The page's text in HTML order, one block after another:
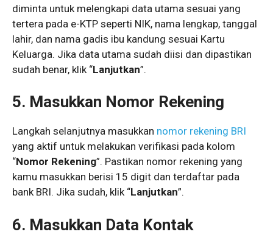
diminta untuk melengkapi data utama sesuai yang
tertera pada e-KTP seperti NIK, nama lengkap, tanggal
lahir, dan nama gadis ibu kandung sesuai Kartu
Keluarga. Jika data utama sudah diisi dan dipastikan
sudah benar, klik “Lanjutkan”.
5. Masukkan Nomor Rekening
Langkah selanjutnya masukkan nomor rekening BRI
yang aktif untuk melakukan verifikasi pada kolom
“Nomor Rekening”. Pastikan nomor rekening yang
kamu masukkan berisi 15 digit dan terdaftar pada
bank BRI. Jika sudah, klik “Lanjutkan”.
6. Masukkan Data Kontak